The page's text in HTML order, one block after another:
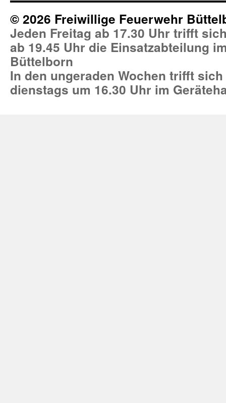
© 2026 Freiwillige Feuerwehr
Jeden Freitag ab 17.30 Uhr trifft
ab 19.45 Uhr die Einsatzabteilung
Büttelborn
In den ungeraden Wochen trifft
dienstags um 16.30 Uhr im